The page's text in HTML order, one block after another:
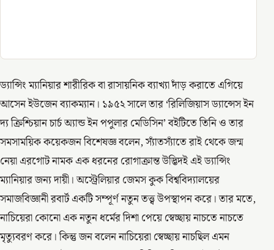
ড্যান্সিং ম্যানিয়ার শারীরিক বা রাসায়নিক ব্যাখ্যা দাঁড় করাতে এগিয়ে
আসেন ইউজেন ব্যাকম্যান। ১৯৫২ সালে তার ‘রিলিজিয়াস ড্যান্সেস ইন
দ্য ক্রিশ্চিয়ান চার্চ অ্যান্ড ইন পপুলার মেডিসিন’ বইটিতে তিনি ও তার
সমসাময়িক কয়েকজন বিশেষজ্ঞ বলেন, স্যাঁতস্যাঁতে রাই থেকে জন্ম
নেয়া এরগোট নামক এক ধরনের রোগাক্রান্ত উদ্ভিদই এই ড্যান্সিং
ম্যানিয়ার জন্য দায়ী। অস্ট্রেলিয়ার জেমস কুক বিশ্ববিদ্যালয়ের
সমাজবিজ্ঞানী রবার্ট একটি সম্পূর্ণ নতুন তত্ত্ব উপস্থাপন করে। তার মতে,
নাচিয়েরা কোনো এক নতুন ধর্মের দিশা পেয়ে স্বেচ্ছায় নাচতে নাচতে
মৃত্যুবরণ করে। কিন্তু জন বলেন নাচিয়েরা স্বেচ্ছায় নাচছিল এমন